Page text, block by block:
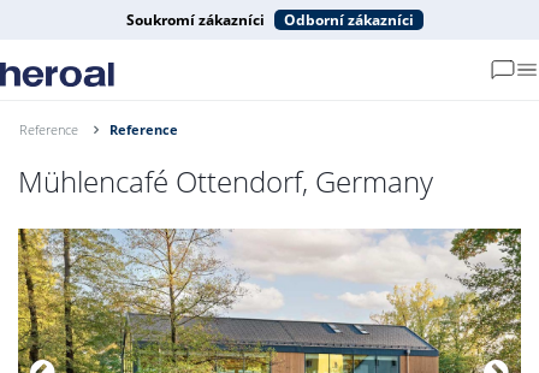
Soukromí zákazníci Odborní zákazníci
Reference Reference
Mühlencafé Ottendorf, Germany